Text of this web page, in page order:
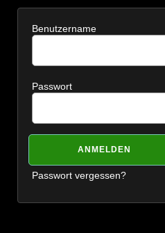
Benutzername
Passwort
Passwort vergessen?